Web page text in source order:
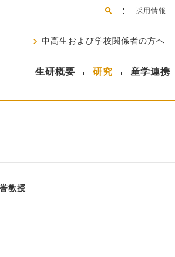
採用情報
中高生および学校関係者の方へ
生研概要 研究 産学連携
教授